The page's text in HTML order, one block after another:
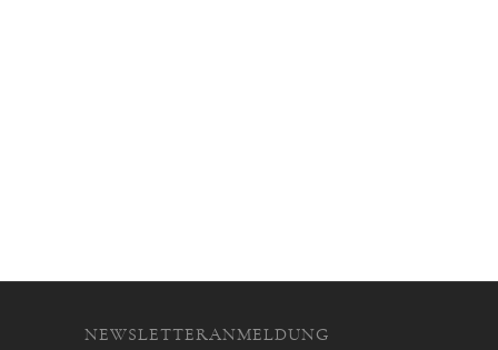
NEWSLETTERANMELDUNG